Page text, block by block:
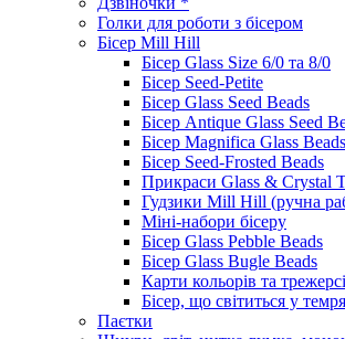
Голки для роботи з бісером
Бісер Mill Hill
Бісер Glass Size 6/0 та 8/0
Бісер Seed-Petite
Бісер Glass Seed Beads
Бісер Antique Glass Seed
Бісер Magnifica Glass Beads
Бісер Seed-Frosted Beads
Прикраси Glass & Crystal
Гудзики Mill Hill (ручна
Міні-набори бісеру
Бісер Glass Pebble Beads
Бісер Glass Bugle Beads
Карти кольорів та
Бісер, що світиться у
Паєтки